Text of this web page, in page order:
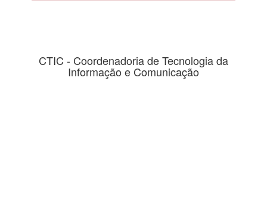
CTIC - Coordenadoria de Tecnologia da
Informação e Comunicação